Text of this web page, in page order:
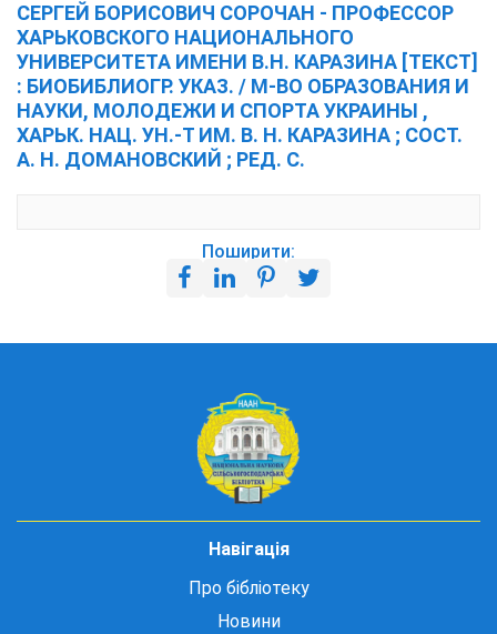
СЕРГЕЙ БОРИСОВИЧ СОРОЧАН - ПРОФЕССОР
ХАРЬКОВСКОГО НАЦИОНАЛЬНОГО
УНИВЕРСИТЕТА ИМЕНИ В.Н. КАРАЗИНА [ТЕКСТ]
: БИОБИБЛИОГР. УКАЗ. / М-ВО ОБРАЗОВАНИЯ И
НАУКИ, МОЛОДЕЖИ И СПОРТА УКРАИНЫ ,
ХАРЬК. НАЦ. УН.-Т ИМ. В. Н. КАРАЗИНА ; СОСТ.
А. Н. ДОМАНОВСКИЙ ; РЕД. С.
Поширити:
Навігація
Про бібліотеку
Новини